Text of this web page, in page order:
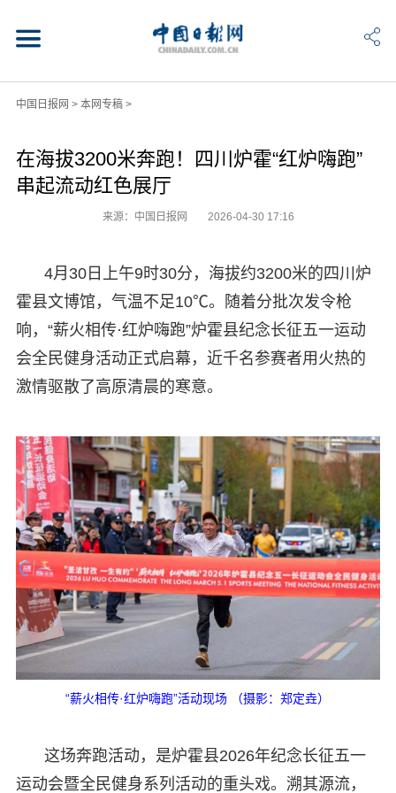
中国日报网 > 本网专稿>
在海拔3200米奔跑！四川炉霍“红炉嗨跑”
串起流动红色展厅
来源：中国日报网 2026-04-30 17:16
4月30日上午9时30分，海拔约3200米的四川炉
霍县文博馆，气温不足10℃。随着分批次发令枪
响，“薪火相传·红炉嗨跑”炉霍县纪念长征五一运动
会全民健身活动正式启幕，近千名参赛者用火热的
激情驱散了高原清晨的寒意。
“薪火相传·红炉嗨跑”活动现场 （摄影：郑定垚）
这场奔跑活动，是炉霍县2026年纪念长征五一
运动会暨全民健身系列活动的重头戏。溯其源流，